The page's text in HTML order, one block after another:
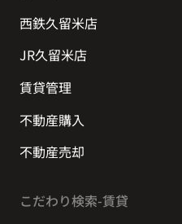
西鉄久留米店
JR久留米店
賃貸管理
不動産購入
不動産売却
こだわり検索-賃貸